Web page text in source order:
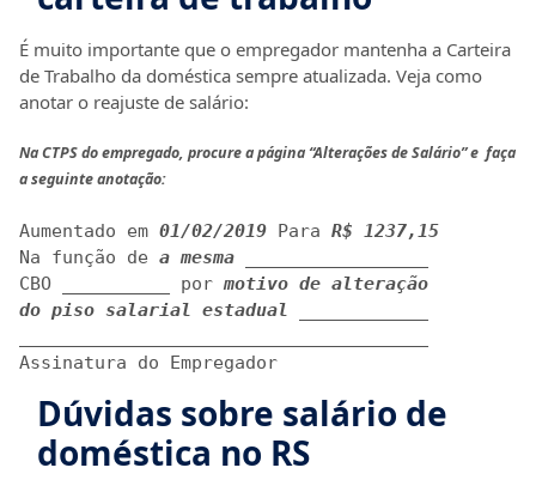
É muito importante que o empregador mantenha a Carteira
de Trabalho da doméstica sempre atualizada. Veja como
anotar o reajuste de salário:
Na CTPS do empregado, procure a página “Alterações de Salário” e faça
a seguinte anotação:
Aumentado em 01/02/2019 Para R$ 1237,15
Na função de a mesma
CBO __________ por motivo de alteração
do piso salarial estadual
Assinatura do Empregador
Dúvidas sobre salário de
doméstica no RS